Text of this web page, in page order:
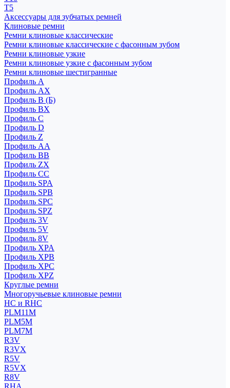
T5
Аксессуары для зубчатых ремней
Клиновые ремни
Ремни клиновые классические
Ремни клиновые классические с фасонным зубом
Ремни клиновые узкие
Ремни клиновые узкие с фасонным зубом
Ремни клиновые шестигранные
Профиль A
Профиль AX
Профиль B (Б)
Профиль BX
Профиль C
Профиль D
Профиль Z
Профиль АА
Профиль BB
Профиль ZX
Профиль CC
Профиль SPA
Профиль SPB
Профиль SPC
Профиль SPZ
Профиль 3V
Профиль 5V
Профиль 8V
Профиль XPA
Профиль XPB
Профиль XPC
Профиль XPZ
Круглые ремни
Многоручьевые клиновые ремни
HC и RHC
PLM11M
PLM5M
PLM7M
R3V
R3VX
R5V
R5VX
R8V
RHA